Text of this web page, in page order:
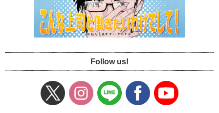
Follow us!